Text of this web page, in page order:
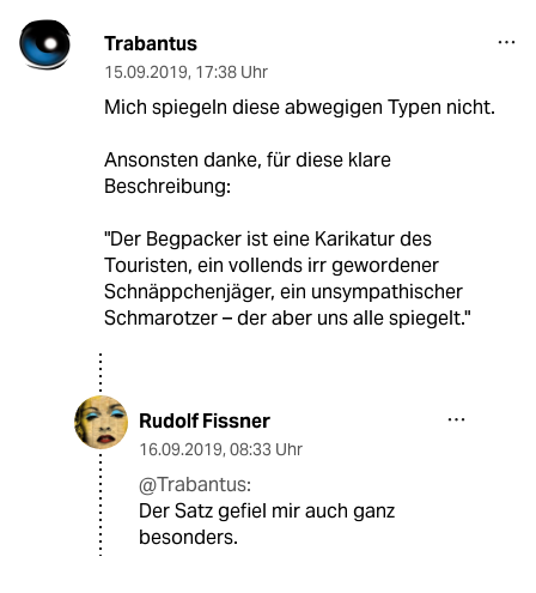
Trabantus
15.09.2019, 17:38 Uhr
Mich spiegeln diese abwegigen Typen nicht.
Ansonsten danke, für diese klare
Beschreibung:
"Der Begpacker ist eine Karikatur des
Touristen, ein vollends irr gewordener
Schnäppchenjäger, ein unsympathischer
Schmarotzer – der aber uns alle spiegelt."
Rudolf Fissner
16.09.2019, 08:33 Uhr
@Trabantus:
Der Satz gefiel mir auch ganz
besonders.